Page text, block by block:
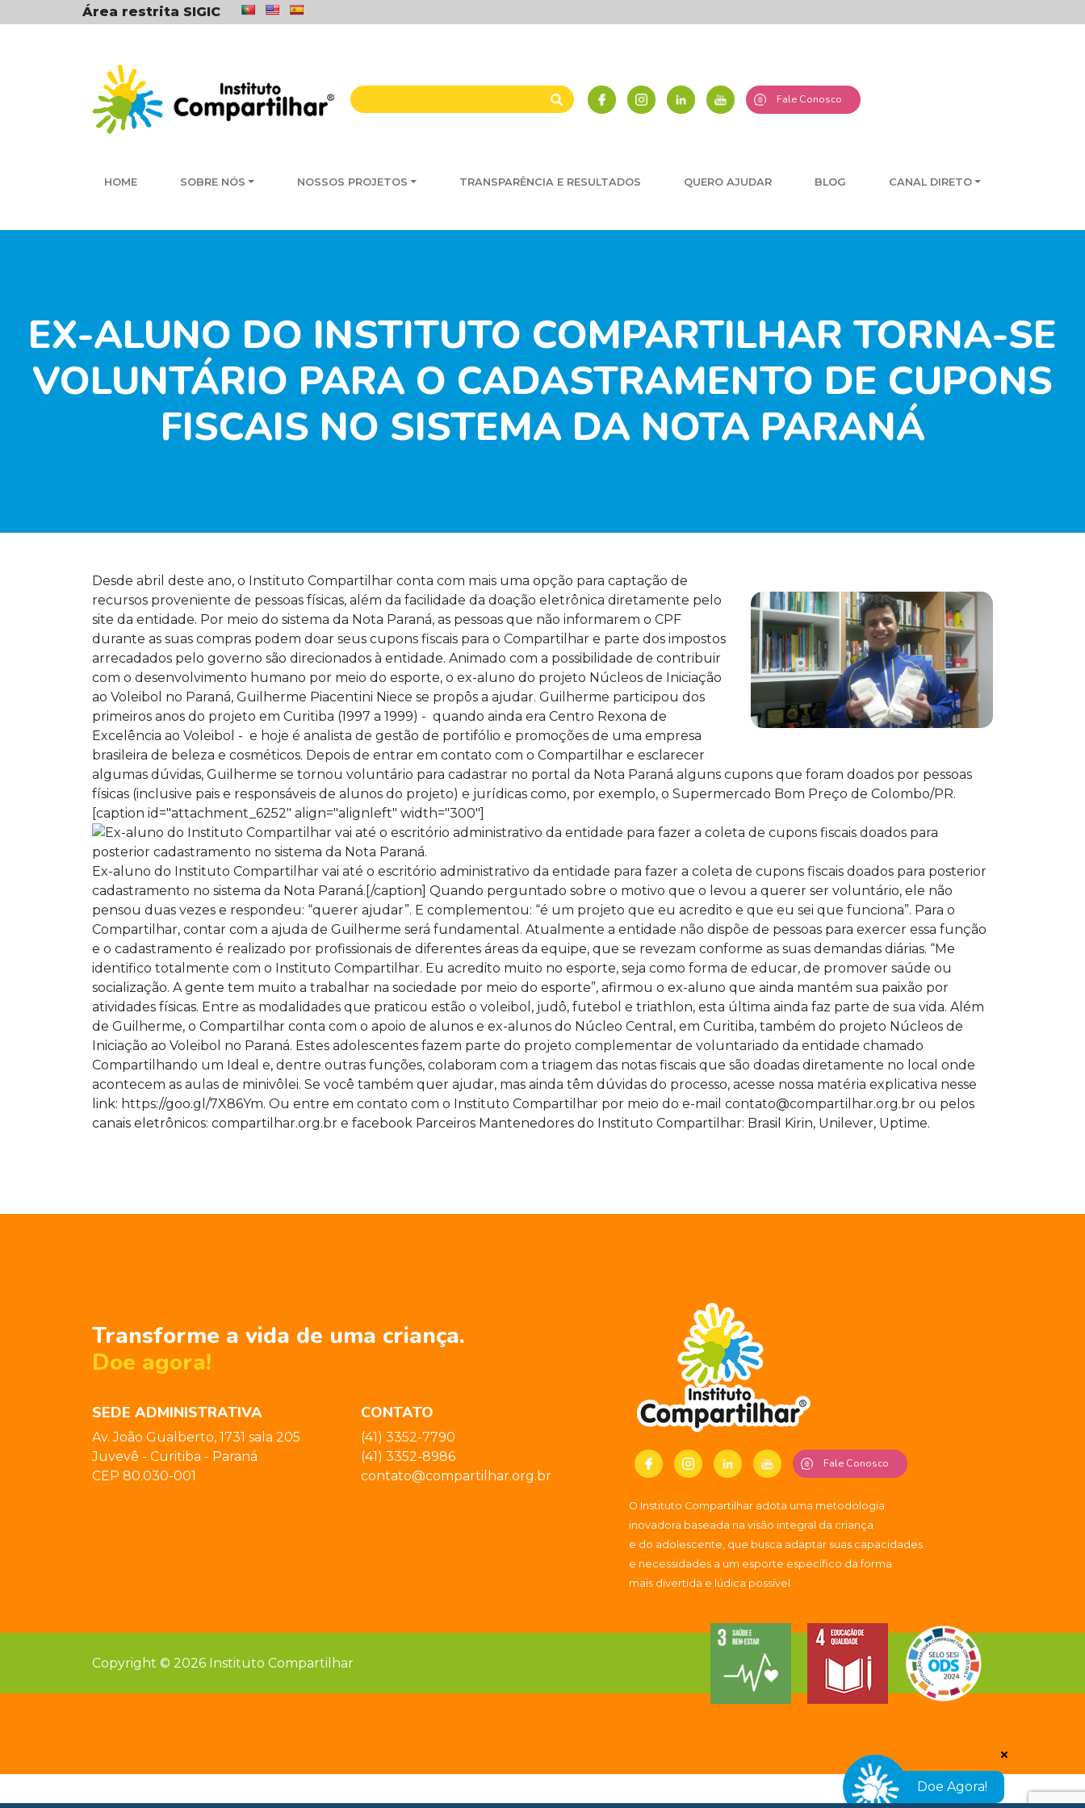
Área restrita SIGIC
Fale Conosco
HOME SOBRE NÓS NOSSOS PROJETOS TRANSPARÊNCIA E RESULTADOS QUERO AJUDAR BLOG CANAL DIRETO
EX-ALUNO DO INSTITUTO COMPARTILHAR TORNA-SE
VOLUNTÁRIO PARA O CADASTRAMENTO DE CUPONS
FISCAIS NO SISTEMA DA NOTA PARANÁ
Desde abril deste ano, o Instituto Compartilhar conta com mais uma opção para captação de
recursos proveniente de pessoas físicas, além da facilidade da doação eletrônica diretamente pelo
site da entidade. Por meio do sistema da Nota Paraná, as pessoas que não informarem o CPF
durante as suas compras podem doar seus cupons fiscais para o Compartilhar e parte dos impostos
arrecadados pelo governo são direcionados à entidade. Animado com a possibilidade de contribuir
com o desenvolvimento humano por meio do esporte, o ex-aluno do projeto Núcleos de Iniciação
ao Voleibol no Paraná, Guilherme Piacentini Niece se propôs a ajudar. Guilherme participou dos
primeiros anos do projeto em Curitiba (1997 a 1999) - quando ainda era Centro Rexona de
Excelência ao Voleibol - e hoje é analista de gestão de portifólio e promoções de uma empresa
brasileira de beleza e cosméticos. Depois de entrar em contato com o Compartilhar e esclarecer
algumas dúvidas, Guilherme se tornou voluntário para cadastrar no portal da Nota Paraná alguns cupons que foram doados por pessoas
físicas (inclusive pais e responsáveis de alunos do projeto) e jurídicas como, por exemplo, o Supermercado Bom Preço de Colombo/PR.
[caption id="attachment_6252" align="alignleft" width="300"]
Ex-aluno do Instituto Compartilhar vai até o escritório administrativo da entidade para fazer a coleta de cupons fiscais doados para posterior
cadastramento no sistema da Nota Paraná.[/caption] Quando perguntado sobre o motivo que o levou a querer ser voluntário, ele não
pensou duas vezes e respondeu: “querer ajudar”. E complementou: “é um projeto que eu acredito e que eu sei que funciona”. Para o
Compartilhar, contar com a ajuda de Guilherme será fundamental. Atualmente a entidade não dispõe de pessoas para exercer essa função
e o cadastramento é realizado por profissionais de diferentes áreas da equipe, que se revezam conforme as suas demandas diárias. “Me
identifico totalmente com o Instituto Compartilhar. Eu acredito muito no esporte, seja como forma de educar, de promover saúde ou
socialização. A gente tem muito a trabalhar na sociedade por meio do esporte”, afirmou o ex-aluno que ainda mantém sua paixão por
atividades físicas. Entre as modalidades que praticou estão o voleibol, judô, futebol e triathlon, esta última ainda faz parte de sua vida. Além
de Guilherme, o Compartilhar conta com o apoio de alunos e ex-alunos do Núcleo Central, em Curitiba, também do projeto Núcleos de
Iniciação ao Voleibol no Paraná. Estes adolescentes fazem parte do projeto complementar de voluntariado da entidade chamado
Compartilhando um Ideal e, dentre outras funções, colaboram com a triagem das notas fiscais que são doadas diretamente no local onde
acontecem as aulas de minivôlei. Se você também quer ajudar, mas ainda têm dúvidas do processo, acesse nossa matéria explicativa nesse
link: https://goo.gl/7X86Ym. Ou entre em contato com o Instituto Compartilhar por meio do e-mail contato@compartilhar.org.br ou pelos
canais eletrônicos: compartilhar.org.br e facebook Parceiros Mantenedores do Instituto Compartilhar: Brasil Kirin, Unilever, Uptime.
Transforme a vida de uma criança.
Doe agora!
SEDE ADMINISTRATIVA
Av. João Gualberto, 1731 sala 205
Juvevê - Curitiba - Paraná
CEP 80.030-001
CONTATO
(41) 3352-7790
(41) 3352-8986
contato@compartilhar.org.br
Fale Conosco
O Instituto Compartilhar adota uma metodologia
inovadora baseada na visão integral da criança
e do adolescente, que busca adaptar suas capacidades
e necessidades a um esporte específico da forma
mais divertida e lúdica possível
Copyright © 2026 Instituto Compartilhar
Doe Agora!